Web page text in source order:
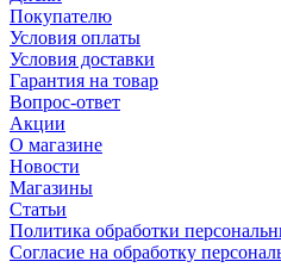
Покупателю
Условия оплаты
Условия доставки
Гарантия на товар
Вопрос-ответ
Акции
О магазине
Новости
Магазины
Статьи
Политика обработки
Согласие на обработку